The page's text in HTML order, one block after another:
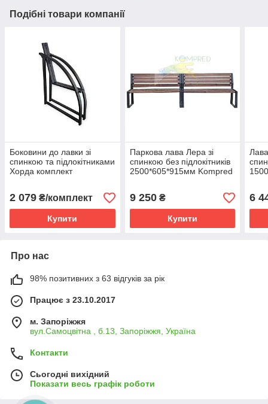
Подібні товари компанії
Боковини до лавки зі
спинкою та підлокітниками
Хорда комплект
2 079 ₴/комплект
Купити
Паркова лава Лера зі
спинкою без підлокітників
2500*605*915мм Kompred
9 250₴
Купити
6
Про нас
98% позитивних з 63 відгуків за рік
Працює з 23.10.2017
м. Запоріжжя
вул.Самоцвітна , б.13, Запоріжжя, Україна
Контакти
Сьогодні вихідний
Показати весь графік роботи